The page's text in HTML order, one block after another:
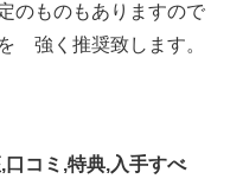
のものもありますので
強く推奨致します。
コミ,特典,入手すべ